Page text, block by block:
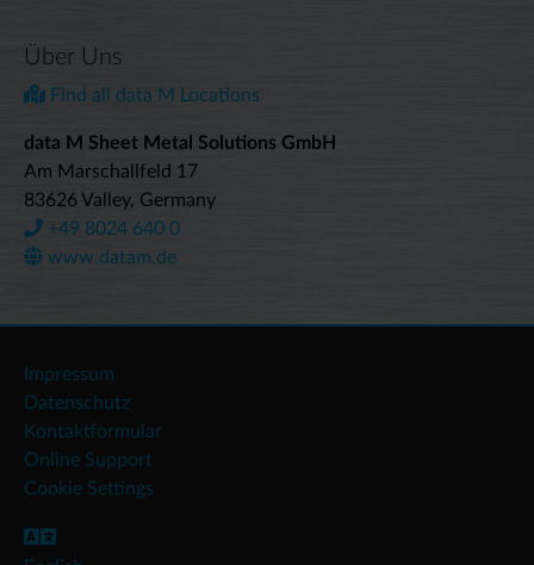
Über Uns
Find all data M Locations
data M Sheet Metal Solutions GmbH
Am Marschallfeld 17
83626 Valley, Germany
+49 8024 640 0
www.datam.de
Impressum
Datenschutz
Kontaktformular
Online Support
Cookie Settings